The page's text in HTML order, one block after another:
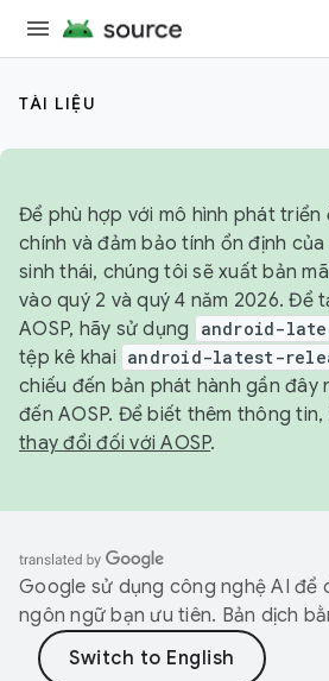
TÀI LIỆU
Để phù hợp với mô hình phát triển
chính và đảm bảo tính ổn định
sinh thái, chúng tôi sẽ xuất bản
vào quý 2 và quý 4 năm 2026. Để
AOSP, hãy sử dụng
android-
tệp kê khai android-latest-
chiếu đến bản phát hành gần đây
đến AOSP. Để biết thêm thông tin,
thay đổi đối với AOSP.
Google sử dụng công nghệ AI để
ngôn ngữ bạn ưu tiên. Bản dịch